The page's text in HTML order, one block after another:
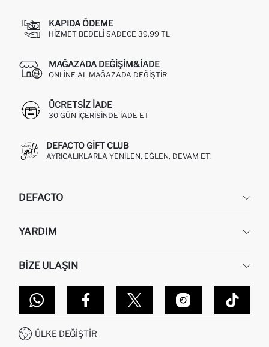
KAPIDA ÖDEME
HIZMET BEDELI SADECE 39,99 TL
MAĞAZADA DEĞIŞIM&İADE
ONLINE AL MAĞAZADA DEĞIŞTIR
ÜCRETSIZ IADE
30 GÜN IÇERISINDE IADE ET
DEFACTO GIFT CLUB
AYRICALIKLARLA YENILEN, EĞLEN, DEVAM ET!
DEFACTO
HAKKIMIZDA
KURUMSAL SATIŞ
DEFACTO TEKNOLOJI
SITEMAP
YARDIM
SIPARIŞIMI NASIL TAKIP EDERIM?
NASIL İADE EDERIM?
GIFT CLUB SIKÇA SORULAN SORULAR
İŞLEM REHBERI
KAMPANYALAR
BIZE ULAŞIN
MAĞAZALARIMIZ
İLETIŞIM FORMU
0850 333 22 86
ÜLKE DEĞIŞTIR